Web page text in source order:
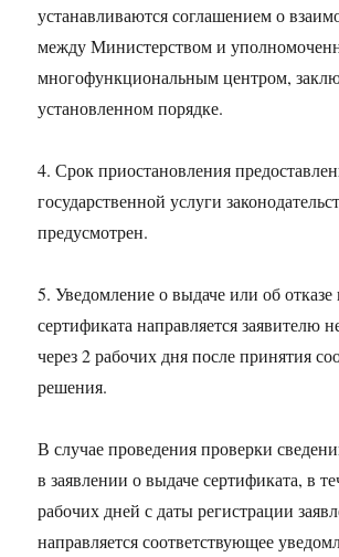
устанавливаются соглашением о
между Министерством и
многофункциональным центром,
установленном порядке.
4. Срок приостановления
государственной услуги
предусмотрен.
5. Уведомление о выдаче или об отказе
сертификата направляется заявителю
через 2 рабочих дня после принятия
решения.
В случае проведения проверки
в заявлении о выдаче сертификата, в
рабочих дней с даты регистрации
направляется соответствующее